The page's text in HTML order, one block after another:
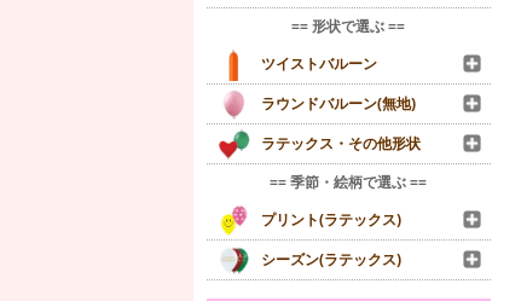
== 形状で選ぶ ==
ツイストバルーン
ラウンドバルーン(無地)
ラテックス・その他形状
== 季節・絵柄で選ぶ ==
プリント(ラテックス)
シーズン(ラテックス)